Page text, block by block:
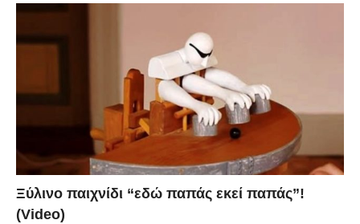
Ξύλινο παιχνίδι “εδώ παπάς εκεί παπάς”!
(Video)